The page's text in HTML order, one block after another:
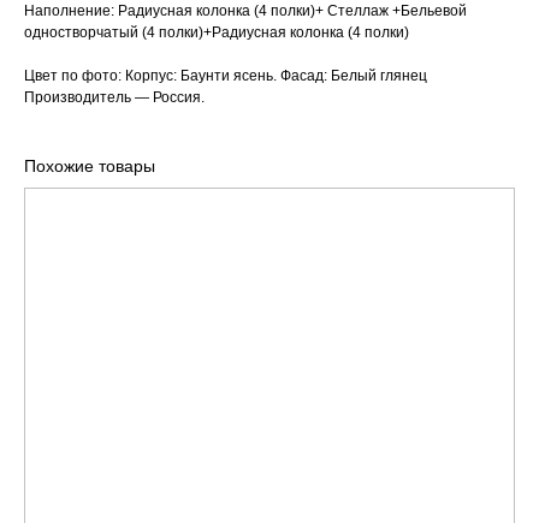
Наполнение: Радиусная колонка (4 полки)+ Стеллаж +Бельевой
одностворчатый (4 полки)+Радиусная колонка (4 полки)
Цвет по фото: Корпус: Баунти ясень. Фасад: Белый глянец
Производитель — Россия.
Похожие товары